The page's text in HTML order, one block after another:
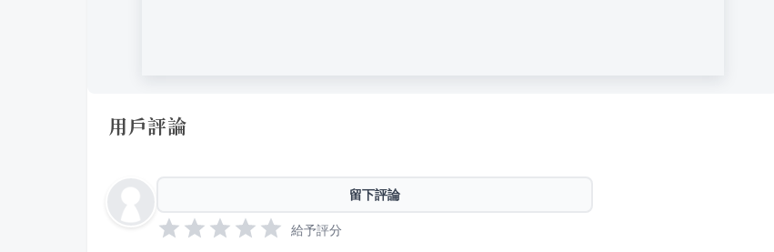
用戶評論
留下評論
給予評分